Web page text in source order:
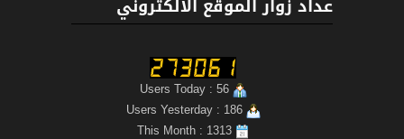
Users Today : 56
Users Yesterday : 186
This Month : 1313